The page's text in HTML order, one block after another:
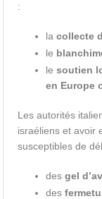
:
lacollecte
le
lesoutien
en Europe
Les autorités
israéliens et avoir
susceptibles de
desgel
des